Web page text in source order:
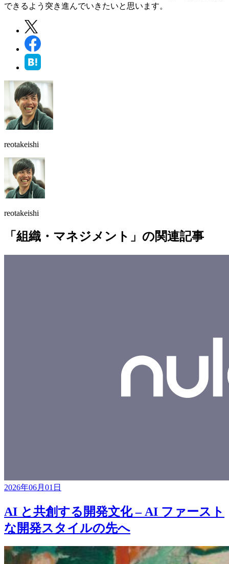
できるよう突き進んでいきたいと思います。
reotakeishi
reotakeishi
「組織・マネジメント」の関連記事
2026年06月01日
AI と共創する開発文化 – AI ファースト
な開発スタイルの先へ